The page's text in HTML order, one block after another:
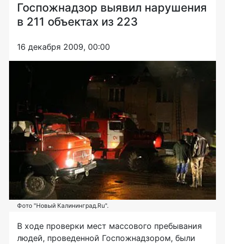
Госпожнадзор выявил нарушения
в 211 объектах из 223
16 декабря 2009, 00:00
Фото "Новый Калининград.Ru".
В ходе проверки мест массового пребывания
людей, проведенной Госпожнадзором, были